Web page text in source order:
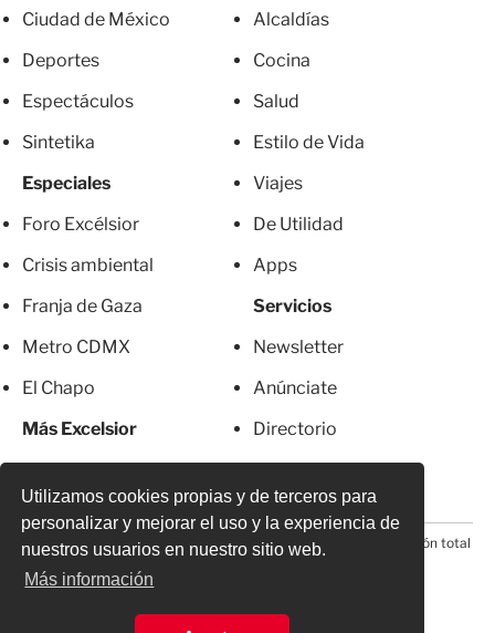
Utilizamos cookies propias y de terceros para
personalizar y mejorar el uso y la experiencia de
nuestros usuarios en nuestro sitio web.
Más información
Ciudad de México
Deportes
Espectáculos
Sintetika
Especiales
Foro Excélsior
Crisis ambiental
Franja de Gaza
Metro CDMX
El Chapo
Más Excelsior
Mujeres
Alcaldías
Cocina
Salud
Estilo de Vida
Viajes
De Utilidad
Apps
Servicios
Newsletter
Anúnciate
Directorio
Suscripciones
© 2026 Todos los derechos reservados. Prohibida la reproducción total
o parcial, incluyendo cualquier medio electrónico*